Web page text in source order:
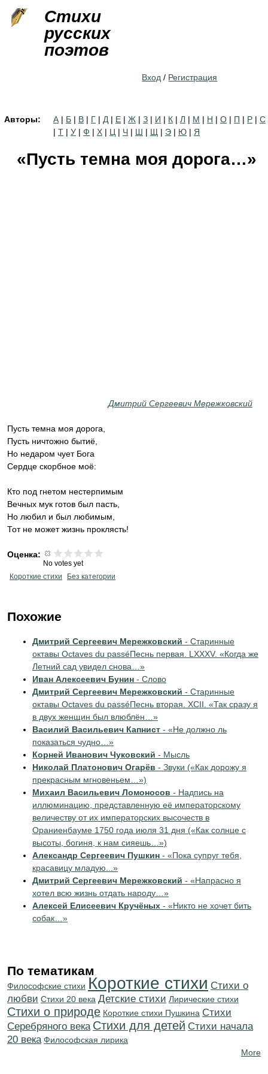
Стихи
русских
поэтов
Вход / Регистрация
Авторы: А | Б | В | Г | Д | Е | Ж | З | И | К | Л | М | Н | О | П | Р | С
| Т | У | Ф | Х | Ц | Ч | Ш | Щ | Э | Ю | Я
«Пусть темна моя дорога…»
Дмитрий Сергеевич Мережковский
Пусть темна моя дорога,
Пусть ничтожно бытиё,
Но недаром чует Бога
Сердце скорбное моё:
Кто под гнетом нестерпимым
Вечных мук готов был пасть,
Но любил и был любимым,
Тот не может жизнь проклясть!
Оценка:
No votes yet
Короткие стихи
Без категории
Похожие
Дмитрий Сергеевич Мережковский - Старинные
октавы Octaves du passéПеснь первая. LXXXV. «Когда же
Летний сад увидел снова…»
Иван Алексеевич Бунин - Слово
Дмитрий Сергеевич Мережковский - Старинные
октавы Octaves du passéПеснь вторая. ХСII. «Так сразу я
в двух женщин был влюблён…»
Василий Васильевич Капнист - «Не должно ль
показаться чудно…»
Корней Иванович Чуковский - Мысль
Николай Платонович Огарёв - Звуки («Как дорожу я
прекрасным мгновеньем…»)
Михаил Васильевич Ломоносов - Надпись на
иллюминацию, представленную её императорскому
величеству от их императорских высочеств в
Ораниенбауме 1750 года июля 31 дня («Как солнце с
высоты, богиня, к нам сияешь…»)
Александр Сергеевич Пушкин - «Пока супруг тебя,
красавицу младую...»
Дмитрий Сергеевич Мережковский - «Напрасно я
хотел всю жизнь отдать народу…»
Алексей Елисеевич Кручёных - «Никто не хочет бить
собак…»
По тематикам
Философские стихи Короткие стихи Стихи о
любви Стихи 20 века Детские стихи Лирические стихи
Стихи о природе Короткие стихи Пушкина Cтихи
Серебряного века Стихи для детей Cтихи начала
20 века Философская лирика
More